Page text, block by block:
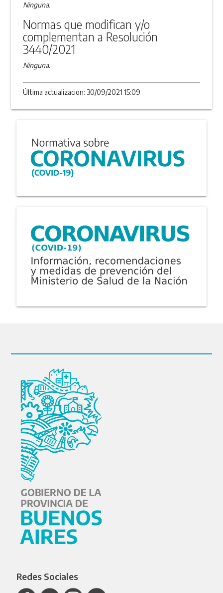
Ninguna.
Normas que modifican y/o
complementan a Resolución
3440/2021
Ninguna.
Última actualizacion: 30/09/2021 15:09
Redes Sociales